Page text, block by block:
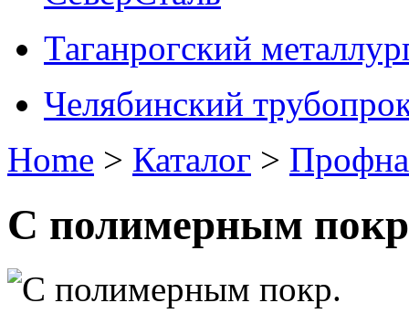
Таганрогский
Челябинский
Home > Каталог >
C полимерным